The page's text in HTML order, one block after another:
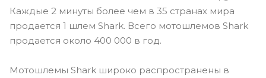
Каждые 2 минуты более чем в 35 странах мира
продается 1 шлем Shark. Всего мотошлемов Shark
продается около 400 000 в год.
Мотошлемы Shark широко распространены в